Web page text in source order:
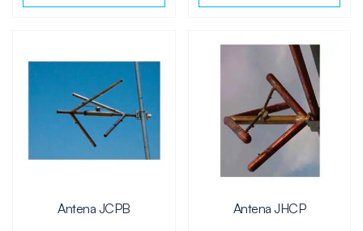
Antena JCPB Antena JHCP